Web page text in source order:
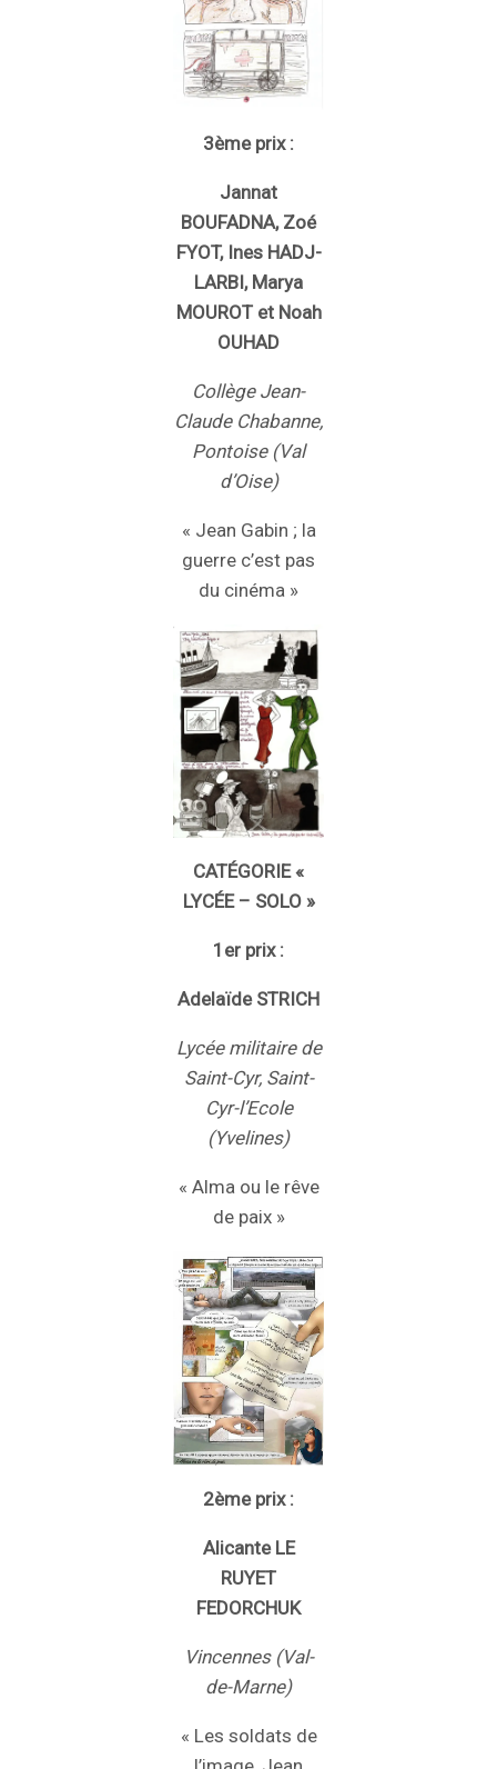
3ème prix :
Jannat
BOUFADNA, Zoé
FYOT, Ines HADJ-
LARBI, Marya
MOUROT et Noah
OUHAD
Collège Jean-
Claude Chabanne,
Pontoise (Val
d’Oise)
« Jean Gabin ; la
guerre c’est pas
du cinéma »
CATÉGORIE «
LYCÉE – SOLO »
1er prix :
Adelaïde STRICH
Lycée militaire de
Saint-Cyr, Saint-
Cyr-l’Ecole
(Yvelines)
« Alma ou le rêve
de paix »
2ème prix :
Alicante LE
RUYET
FEDORCHUK
Vincennes (Val-
de-Marne)
« Les soldats de